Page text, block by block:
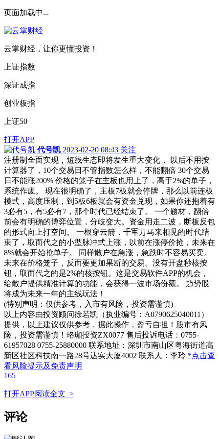
页面加载中...
云掌财经，让你更懂投资！
上证指数
深证成指
创业板指
上证50
打开APP
代号凯 2023-02-20 08:43 关注
注册制全面实现，短线生态即将发生重大变化， 以后不用按
计算器了，10个交易日不管指数怎么样，不能翻倍 30个交易
日不能涨200% 价格的笼子在主板也用上了，高于2%的单子，
系统作废。 现在很明确了，主板7板就会停牌，那么以前连板
模式，高度压制，到5板6板就会有资金兑现，如果你还抱着有
3必有5，有5必有7，那个时代已经结束了。 一个题材，翻倍
前会有明确的博弈位置，分歧变大。资金用走二波，断板反包
的形式向上打空间。 一根穿云箭，千军万马来相见的时代结
束了，取而代之的小型脉冲式上涨，以前在涨停价抢，未来在
8%就会开始抢单子。 同样散户在急涨，急跌时不容易买卖。
未来在价格笼子，反而要更加果断的交易。没有开盘秒核按
钮，取而代之的是2%的核按钮。这是交易软件APP的机会，
给散户提供精准计算的功能，会获得一波市场份额。 趋势股
将成为未来一年的主线玩法！
(特别声明：仅供参考，入市有风险，投资需谨慎)
以上内容由投资顾问徐若凯（执业编号：A0790625040011）
提供，以上建议仅供参考，据此操作，盈亏自担！股市有风
险，投资需谨慎！珞珈投资ZX0077 售后投诉电话：0755-
61957028 0755-25880000 联系地址：深圳市南山区粤海街道高
新区社区科技南一路28号达实大厦4002 联系人：李玲 *点击查
看风险提示及免责声明
165
打开APP阅读全文 >
评论